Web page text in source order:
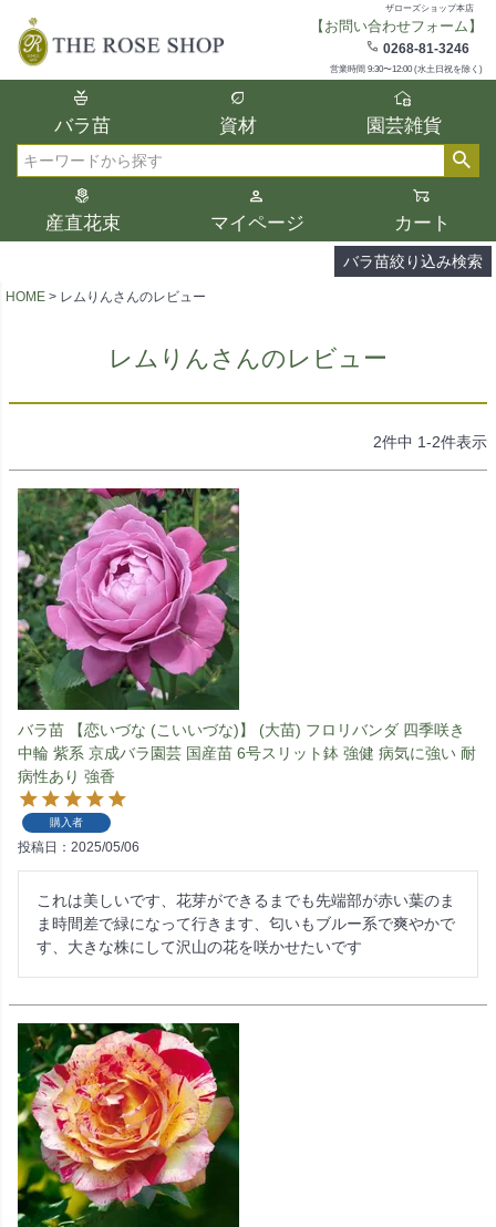
ザローズショップ本店
【お問い合わせフォーム】
0268-81-3246
営業時間 9:30〜12:00 (水土日祝を除く)
バラ苗 資材 園芸雑貨
産直花束 マイページ カート
バラ苗絞り込み検索
在庫
在庫ありのみ表示
検索
複数の条件を選択して絞り込み検索が可能
選択した項目全てに該当する品種のみ検索
結果に表示されます。
タイプ、カラー、ブランドなどは1つずつ選
択してください。
HOME レムりんさんのレビュー
レムりんさんのレビュー
2件中 1-2件表示
バラ苗 【恋いづな (こいいづな)】 (大苗) フロリバンダ 四季咲き
中輪 紫系 京成バラ園芸 国産苗 6号スリット鉢 強健 病気に強い 耐
病性あり 強香
購入者
投稿日 2025/05/06
これは美しいです、花芽ができるまでも先端部が赤い葉のま
ま時間差で緑になって行きます、匂いもブルー系で爽やかで
す、大きな株にして沢山の花を咲かせたいです